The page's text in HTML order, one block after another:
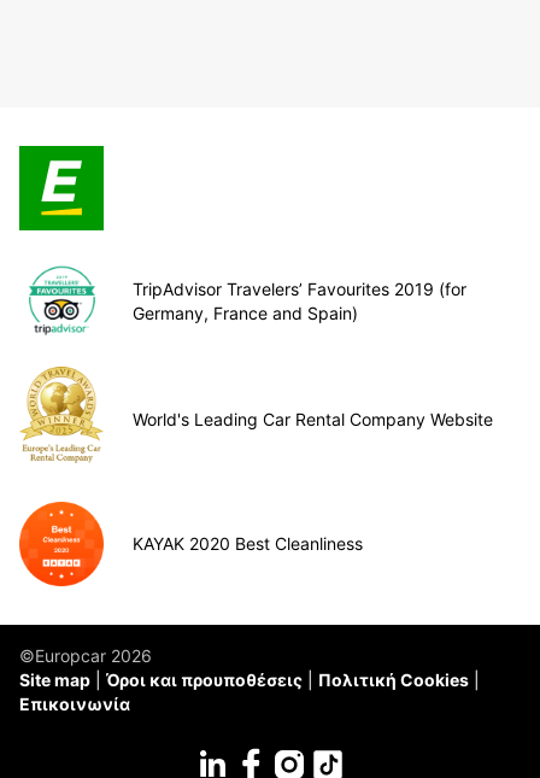
TripAdvisor Travelers’ Favourites 2019 (for
Germany, France and Spain)
World's Leading Car Rental Company Website
KAYAK 2020 Best Cleanliness
©Europcar 2026
Site map
Όροι και προυποθέσεις
Πολιτική Cookies
Επικοινωνία